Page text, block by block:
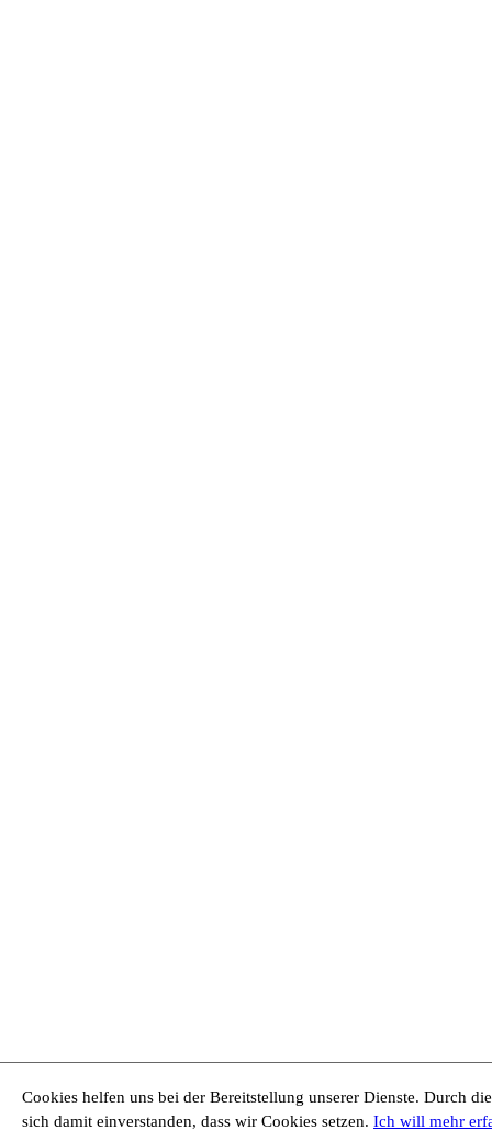
Cookies helfen uns bei der Bereitstellung unserer Dienste. Durch
sich damit einverstanden, dass wir Cookies setzen. Ich will mehr